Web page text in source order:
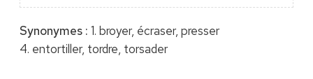
Synonymes : 1. broyer, écraser, presser
4. entortiller, tordre, torsader